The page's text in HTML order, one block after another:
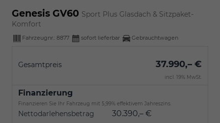
Genesis GV60 Sport Plus Glasdach & Sitzpaket-
Komfort
Fahrzeugnr.: 8877 sofort lieferbar Gebrauchtwagen
Gesamtpreis 37.990,– €
incl. 19% MwSt.
Finanzierung
Finanzieren Sie Ihr Fahrzeug mit 5,99% effektivem Jahreszins.
Nettodarlehensbetrag 30.390,– €